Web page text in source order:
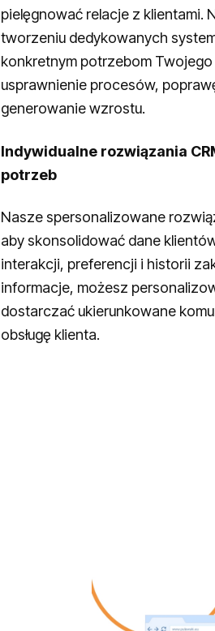
pielęgnować relacje z klientami.
tworzeniu dedykowanych
konkretnym potrzebom
usprawnienie procesów,
generowanie wzrostu.
Indywidualne rozwiązania
potrzeb
Nasze spersonalizowane
aby skonsolidować dane
interakcji, preferencji i historii
informacje, możesz
dostarczać ukierunkowane
obsługę klienta.